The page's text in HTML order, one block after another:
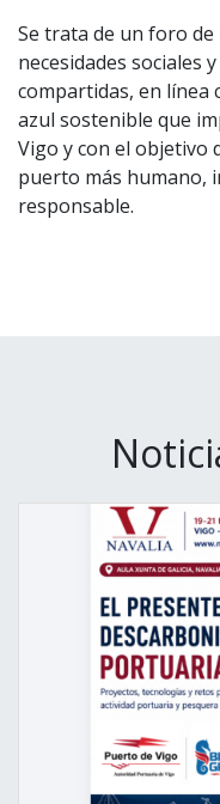
Se trata de un foro
necesidades sociales
compartidas, en línea
azul sostenible que
Vigo y con el objetivo
puerto más humano,
responsable.